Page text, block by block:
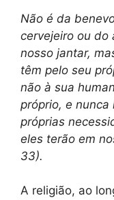
Não é da
cervejeiro ou do
nosso jantar,
têm pelo seu
não à sua
próprio, e
próprias
eles terão em
33).
A religião, ao